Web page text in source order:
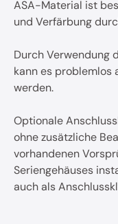
ASA-Material ist
und Verfärbung
Durch Verwendung
kann es problemlos
werden.
Optionale
ohne zusätzliche
vorhandenen
Seriengehäuses
auch als